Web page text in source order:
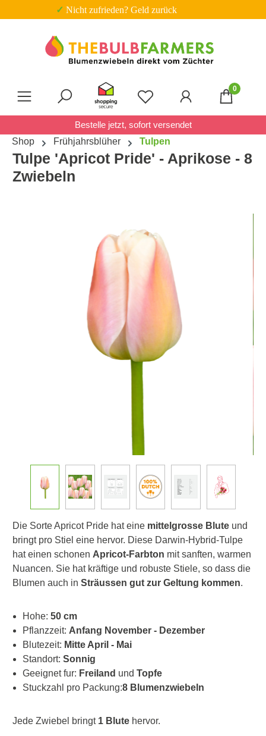
Zum Hauptinhalt springen
Du hast 0 Produkte auf
0
Bestelle jetzt, sofort versendet
Shop
Frühjahrsblüher Tulpen
Tulpe 'Apricot Pride' - Aprikose - 8
Zwiebeln
Die Sorte Apricot Pride hat eine mittelgrosse Blute und
bringt pro Stiel eine hervor. Diese Darwin-Hybrid-Tulpe
hat einen schonen Apricot-Farbton mit sanften, warmen
Nuancen. Sie hat kräftige und robuste Stiele, so dass die
Blumen auch in Sträussen gut zur Geltung kommen.
Hohe: 50 cm
Pflanzzeit: Anfang November - Dezember
Blutezeit: Mitte April - Mai
Standort: Sonnig
Geeignet fur: Freiland und Topfe
Stuckzahl pro Packung:8 Blumenzwiebeln
Jede Zwiebel bringt 1 Blute hervor.